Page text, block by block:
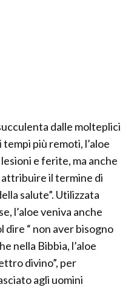
dalle molteplici
più remoti, l’aloe
e ferite, ma anche
il termine di
salute”. Utilizzata
l’aloe veniva anche
dire “ non aver bisogno
nella Bibbia, l’aloe
divino”, per
agli uomini